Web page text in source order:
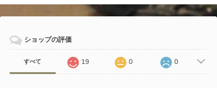
ショップの評価
すべて 19 0 0